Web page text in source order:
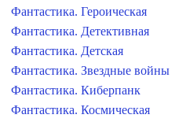
Фантастика. Героическая
Фантастика. Детективная
Фантастика. Детская
Фантастика. Звездные войны
Фантастика. Киберпанк
Фантастика. Космическая